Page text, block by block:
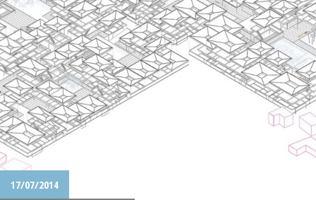
17/07/2014